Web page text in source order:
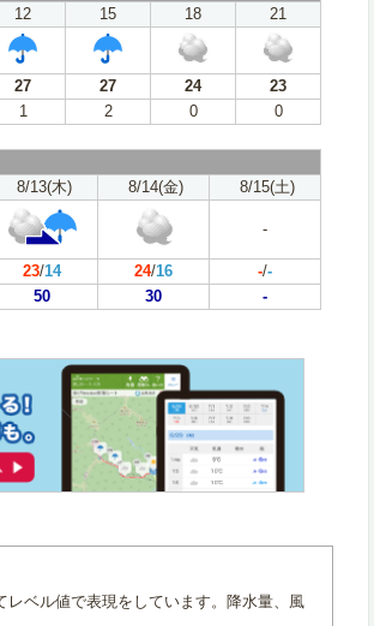
12 15 18
21
27 27 24
23
1 2 0 0
8/13(木) 8/14(金) 8/15(土)
-
23/14 24/16 -/-
50 30 -
ベル値で表現をしています。降水量、風